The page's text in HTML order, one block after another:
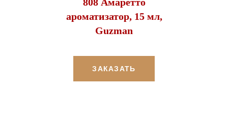
ароматизатор, 15 мл,
Guzman
ЗАКАЗАТЬ